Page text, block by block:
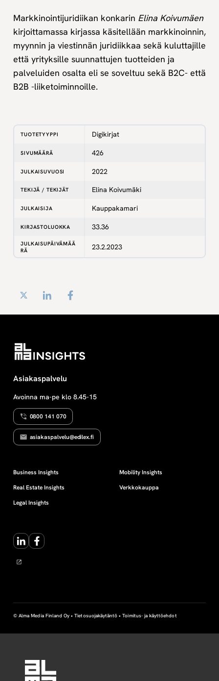
Markkinointijuridiikan konkarin Elina Koivumäen
kirjoittamassa kirjassa käsitellään markkinoinnin,
myynnin ja viestinnän juridiikkaa sekä kuluttajille
että yrityksille suunnattujen tuotteiden ja
palveluiden osalta eli se soveltuu sekä B2C- että
B2B -liiketoiminnoille.
TUOTETYYPPI Digikirjat
SIVUMÄÄRÄ 426
JULKAISUVUOSI 2022
TEKIJÄ / TEKIJÄT Elina Koivumäki
JULKAISIJA Kauppakamari
KIRJASTOLUOKKA 33.36
JULKAISUPÄIVÄMÄÄ
RÄ
23.2.2023
Twitter LinkedIn
Asiakaspalvelu
Avoinna ma-pe klo 8.45-15
0800 141 070
asiakaspalvelu@edilex.fi
Business Insights
Real Estate Insights
Legal Insights
Mobility Insights
Verkkokauppa
LinkedInFacebook
© Alma Media Finland Oy •Tietosuojakäytäntö •Toimitus- ja käyttöehdot